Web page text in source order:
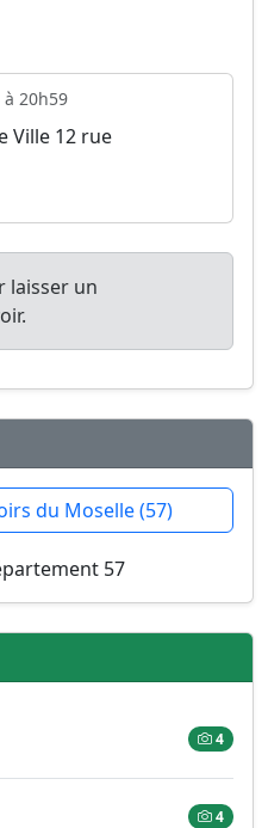
à 20h59
Ville 12 rue
laisser un
du Moselle (57)
4
4